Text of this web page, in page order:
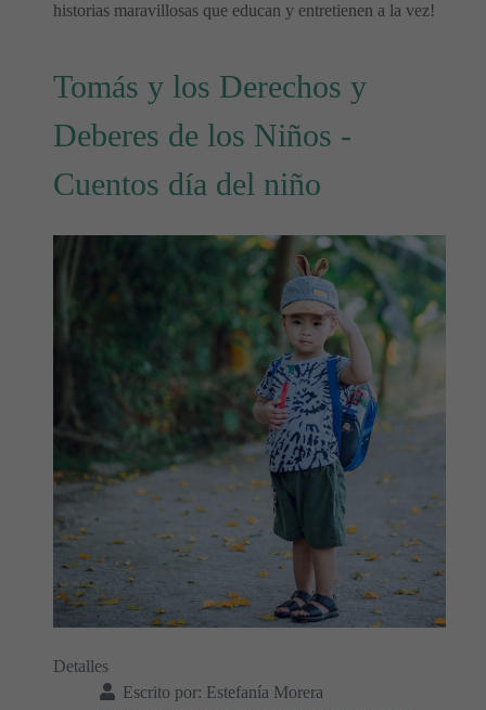
historias maravillosas que educan y entretienen a la vez!
Tomás y los Derechos y
Deberes de los Niños -
Cuentos día del niño
Detalles
Escrito por: Estefanía Morera